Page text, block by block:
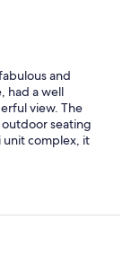
and
had a well
view. The
seating
unit complex, it
area is almost
requires driving
to restaurants
cars! Finding
a video of how